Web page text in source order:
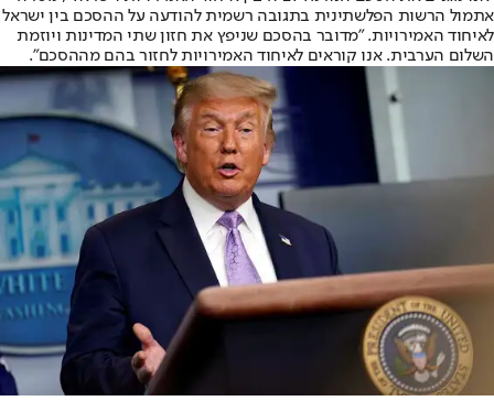
אתמול הרשות הפלשתינית בתגובה רשמית להודעה על ההסכם בין ישראל
לאיחוד האמירויות. "מדובר בהסכם שניפץ את חזון שתי המדינות ויוזמת
השלום הערבית. אנו קוראים לאיחוד האמירויות לחזור בהם מההסכם".